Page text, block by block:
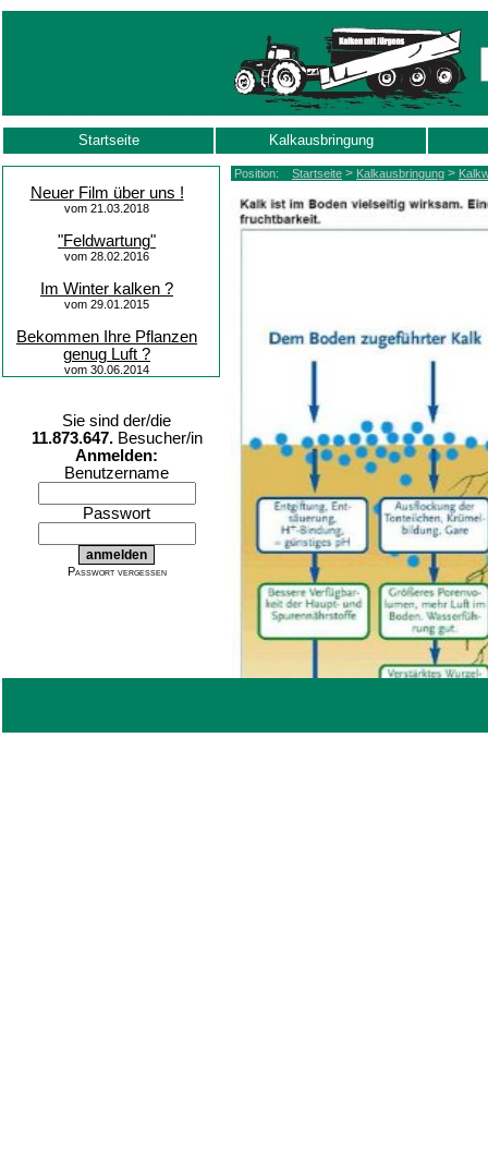
Startseite Kalkausbringung
Neuer Film über uns !
vom 21.03.2018
"Feldwartung"
vom 28.02.2016
Im Winter kalken ?
vom 29.01.2015
Bekommen Ihre Pflanzen
genug Luft ?
vom 30.06.2014
Sie sind der/die
11.873.647.Besucher/in
Anmelden:
Benutzername
Passwort
Passwort vergessen
Position: Startseite > Kalkausbringung >